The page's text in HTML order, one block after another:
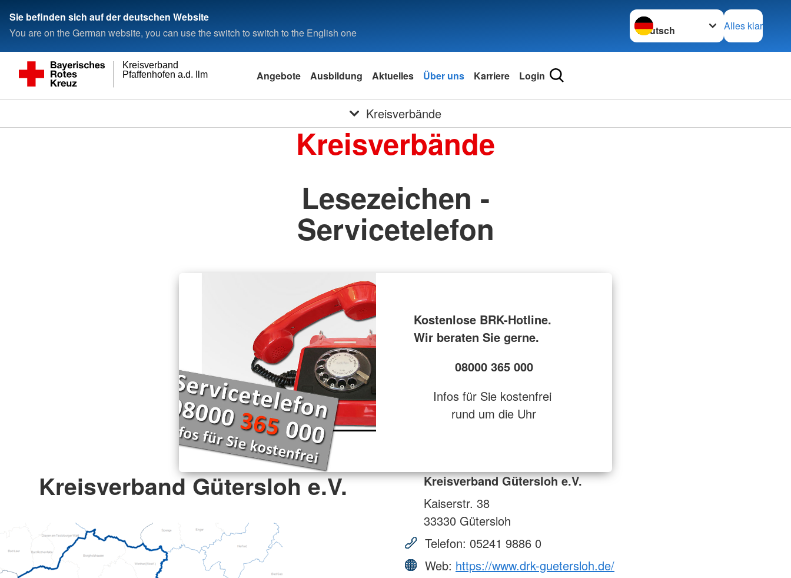
Sie befinden sich auf der deutschen Website
You are on the German website, you can use the switch to switch to the English one
Sprache wechseln zu
Alles klar
Pfaffenhofen a.d. Ilm
Kreisverband
Angebote Ausbildung Aktuelles Über uns Karriere Login
Kreisverbände
Kreisverbände
Lesezeichen -
Servicetelefon
Kostenlose BRK-Hotline.
Wir beraten Sie gerne.
08000 365 000
Infos für Sie kostenfrei
rund um die Uhr
Kreisverband Gütersloh e.V.
Kreisverband Gütersloh e.V.
Kaiserstr. 38
33330 Gütersloh
Telefon: 05241 9886 0
Web: https://www.drk-guetersloh.de/